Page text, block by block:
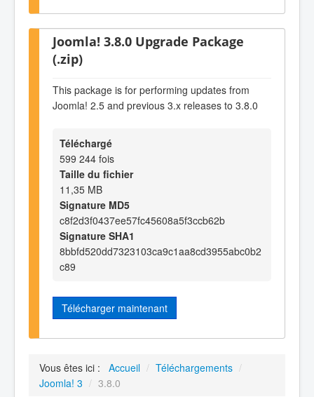
Joomla! 3.8.0 Upgrade Package
(.zip)
This package is for performing updates from
Joomla! 2.5 and previous 3.x releases to 3.8.0
Téléchargé
599 244 fois
Taille du fichier
11,35 MB
Signature MD5
c8f2d3f0437ee57fc45608a5f3ccb62b
Signature SHA1
8bbfd520dd7323103ca9c1aa8cd3955abc0b2
c89
Télécharger maintenant
Vous êtes ici : Accueil / Téléchargements /
Joomla! 3 / 3.8.0